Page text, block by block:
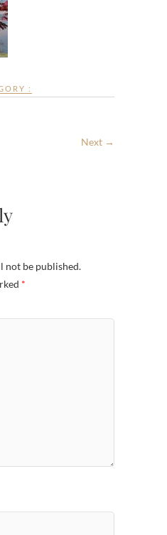
:
Next →
not be published.
*